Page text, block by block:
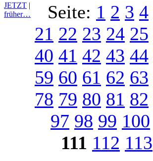
JETZT |
früher…
Seite: 1 2 3 4
21 22 23 24 25
40 41 42 43 44
59 60 61 62 63
78 79 80 81 82
97 98 99 100
111 112 113